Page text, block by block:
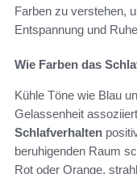
Farben zu verstehen,
Entspannung und
Wie Farben das
Kühle Töne wie Blau
Gelassenheit
Schlafverhalten
beruhigenden Raum
Rot oder Orange,